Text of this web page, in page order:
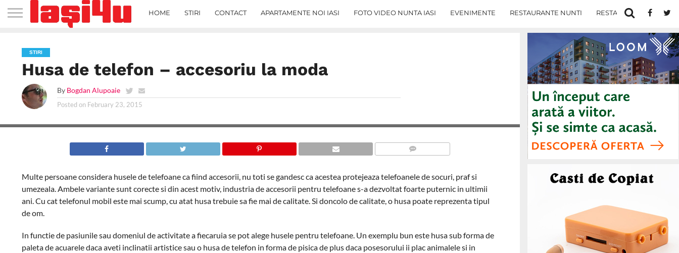
HOME STIRI CONTACT APARTAMENTE NOI IASI FOTO VIDEO NUNTA IASI EVENIMENTE RESTAURANTE NUNTI RESTAURANTE IN IASI
STIRI
Husa de telefon – accesoriu la moda
By Bogdan Alupoaie
Posted on February 23, 2015
Multe persoane considera husele de telefoane ca fiind accesorii, nu toti se gandesc ca acestea protejeaza telefoanele de socuri, praf si
umezeala. Ambele variante sunt corecte si din acest motiv, industria de accesorii pentru telefoane s-a dezvoltat foarte puternic in ultimii
ani. Cu cat telefonul mobil este mai scump, cu atat husa trebuie sa fie mai de calitate. Si doncolo de calitate, o husa poate reprezenta tipul
de om.
In functie de pasiunile sau domeniul de activitate a fiecaruia se pot alege husele pentru telefoane. Un exemplu bun este husa sub forma de
paleta de acuarele daca aveti inclinatii artistice sau o husa de telefon in forma de pisica de plus daca posesorului ii plac animalele si in